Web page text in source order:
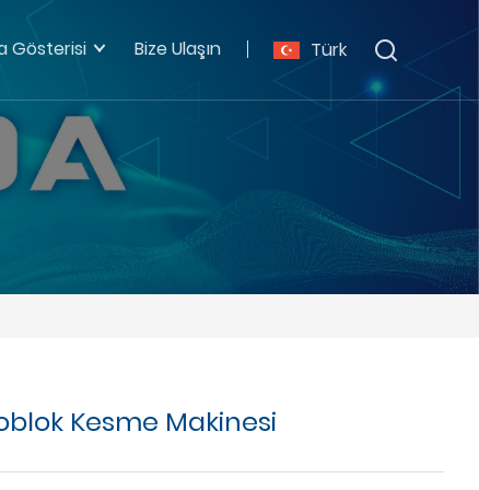
Türk
Gösterisi Bize Ulaşın
Kesme Makinesi